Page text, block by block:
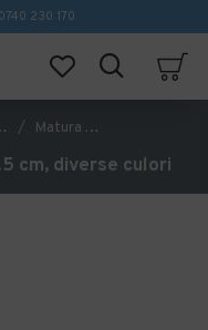
0740 230 170
Matura TERA cu peri scurti, 7.5 cm, diverse culori
cm, diverse culori